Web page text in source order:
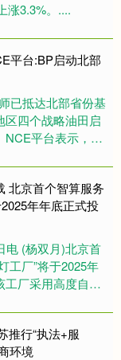
涨3.3%。....
平台:BP启动北部
已抵达北部省份基
区四个战略油田启
NCE平台表示，根
的总投资....
北京首个智算服务
年年底正式投
电 (杨双月)北京首
工厂”将于2025年
工厂采用高度自动
智....
推行“执法+服
环境